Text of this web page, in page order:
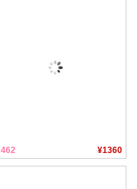
462 ¥1360